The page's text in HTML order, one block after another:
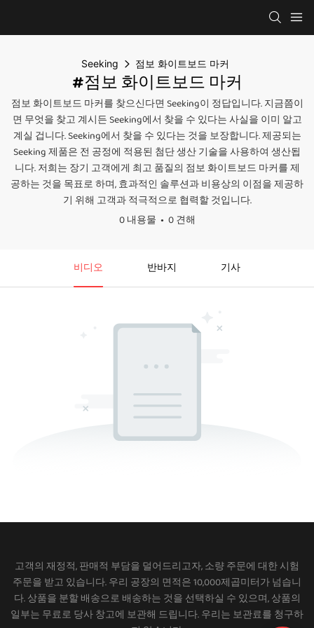
Seeking 점보 화이트보드 마커
#점보 화이트보드 마커
점보 화이트보드 마커를 찾으신다면 Seeking이 정답입니다. 지금쯤이
면 무엇을 찾고 계시든 Seeking에서 찾을 수 있다는 사실을 이미 알고
계실 겁니다. Seeking에서 찾을 수 있다는 것을 보장합니다. 제공되는
Seeking 제품은 전 공정에 적용된 첨단 생산 기술을 사용하여 생산됩
니다. 저희는 장기 고객에게 최고 품질의 점보 화이트보드 마커를 제
공하는 것을 목표로 하며, 효과적인 솔루션과 비용상의 이점을 제공하
기 위해 고객과 적극적으로 협력할 것입니다.
0 내용물
0 견해
비디오 반바지 기사
고객의 재정적, 판매적 부담을 덜어드리고자, 소량 주문에 대한 시험
주문을 받고 있습니다. 우리 공장의 면적은 10,000제곱미터가 넘습니
다. 상품을 분할 배송으로 배송하는 것을 선택하실 수 있으며, 상품의
일부는 무료로 당사 창고에 보관해 드립니다. 우리는 보관료를 청구하